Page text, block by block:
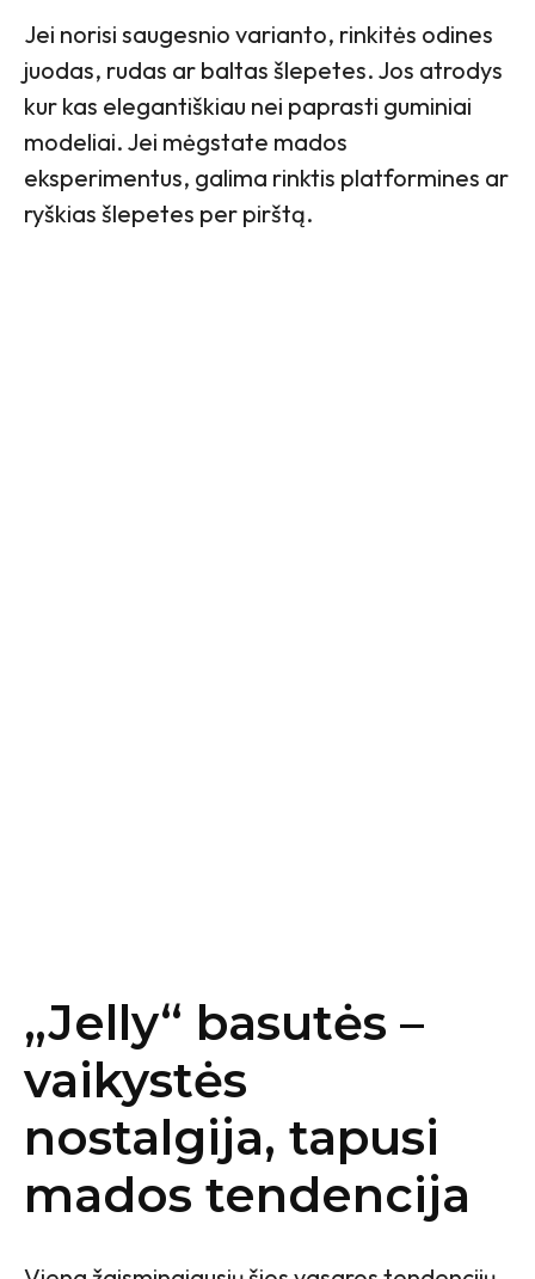
Jei norisi saugesnio varianto, rinkitės odines
juodas, rudas ar baltas šlepetes. Jos atrodys
kur kas elegantiškiau nei paprasti guminiai
modeliai. Jei mėgstate mados
eksperimentus, galima rinktis platformines ar
ryškias šlepetes per pirštą.
„Jelly“ basutės –
vaikystės
nostalgija, tapusi
mados tendencija